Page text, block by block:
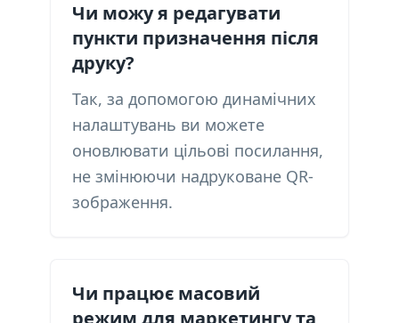
Чи можу я редагувати
пункти призначення після
друку?
Так, за допомогою динамічних
налаштувань ви можете
оновлювати цільові посилання,
не змінюючи надруковане QR-
зображення.
Чи працює масовий
режим для маркетингу та